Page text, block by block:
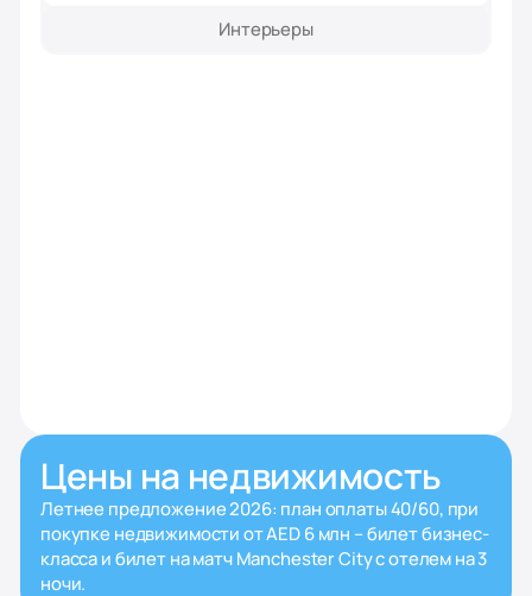
Интерьеры
Цены на недвижимость
Летнее предложение 2026: план оплаты 40/60, при
покупке недвижимости от AED 6 млн – билет бизнес-
класса и билет на матч Manchester City с отелем на 3
ночи.